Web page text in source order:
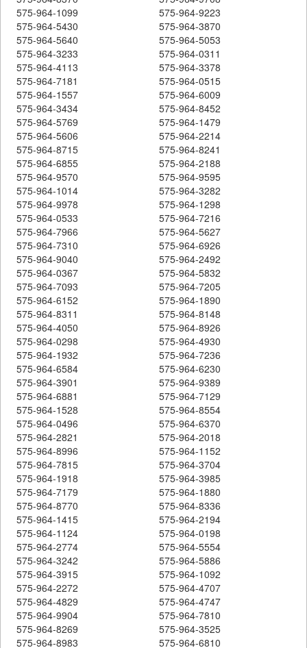
575-964-1099
575-964-9223
575-964-5430
575-964-3870
575-964-5640
575-964-5053
575-964-3233
575-964-0311
575-964-4113
575-964-3378
575-964-7181
575-964-0515
575-964-1557
575-964-6009
575-964-3434
575-964-8452
575-964-5769
575-964-1479
575-964-5606
575-964-2214
575-964-8715
575-964-8241
575-964-6855
575-964-2188
575-964-9570
575-964-9595
575-964-1014
575-964-3282
575-964-9978
575-964-1298
575-964-0533
575-964-7216
575-964-7966
575-964-5627
575-964-7310
575-964-6926
575-964-9040
575-964-2492
575-964-0367
575-964-5832
575-964-7093
575-964-7205
575-964-6152
575-964-1890
575-964-8311
575-964-8148
575-964-4050
575-964-8926
575-964-0298
575-964-4930
575-964-1932
575-964-7236
575-964-6584
575-964-6230
575-964-3901
575-964-9389
575-964-6881
575-964-7129
575-964-1528
575-964-8554
575-964-0496
575-964-6370
575-964-2821
575-964-2018
575-964-8996
575-964-1152
575-964-7815
575-964-3704
575-964-1918
575-964-3985
575-964-7179
575-964-1880
575-964-8770
575-964-8336
575-964-1415
575-964-2194
575-964-1124
575-964-0198
575-964-2774
575-964-5554
575-964-3242
575-964-5886
575-964-3915
575-964-1092
575-964-2272
575-964-4707
575-964-4829
575-964-4747
575-964-9904
575-964-7810
575-964-8269
575-964-3525
575-964-8983
575-964-6810